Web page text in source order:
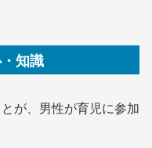
知識
が、男性が育児に参加